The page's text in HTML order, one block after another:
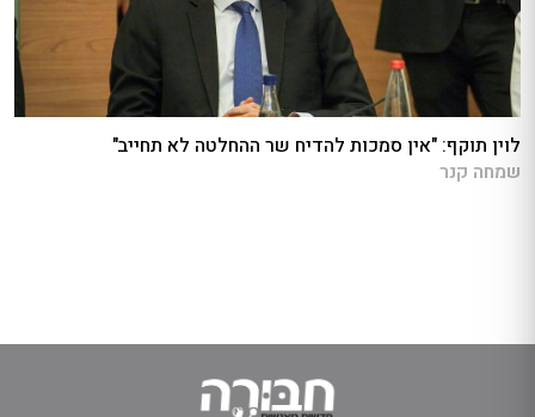
לוין תוקף: "אין סמכות להדיח שר ההחלטה לא תחייב"
שמחה קנר